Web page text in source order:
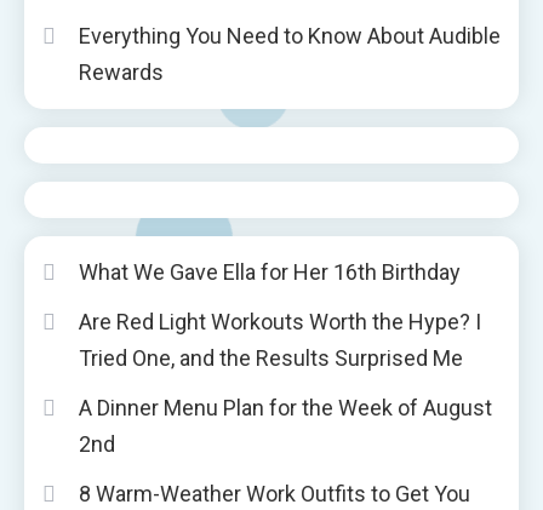
Everything You Need to Know About Audible
Rewards
What We Gave Ella for Her 16th Birthday
Are Red Light Workouts Worth the Hype? I
Tried One, and the Results Surprised Me
A Dinner Menu Plan for the Week of August
2nd
8 Warm-Weather Work Outfits to Get You